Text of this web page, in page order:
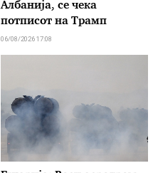
Албанија, се чека
потписот на Трамп
06/08/2026 17:08